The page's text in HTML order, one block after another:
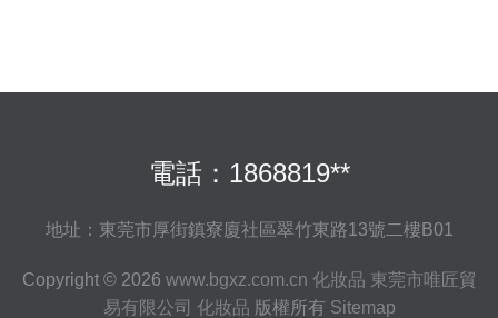
電話：1868819**
地址：東莞市厚街鎮寮廈社區翠竹東路13號二樓B01
Copyright © 2026 www.bgxz.com.cn 化妝品 東莞市唯匠貿
易有限公司 化妝品 版權所有 Sitemap